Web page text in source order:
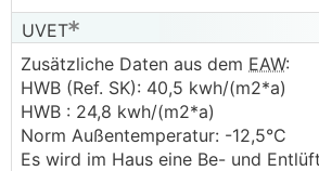
UVET
Zusätzliche Daten aus dem EAW:
HWB (Ref. SK): 40,5 kwh/(m2*a)
HWB : 24,8 kwh/(m2*a)
Norm Außentemperatur: -12,5°C
Es wird im Haus eine Be- und